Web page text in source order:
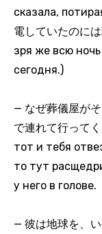
сказала,
電していたのに
зря же всю
сегодня.)
— なぜ葬儀屋が
で連れて行って
тот и тебя
то тут
у него в голове.
— 彼は地球を、